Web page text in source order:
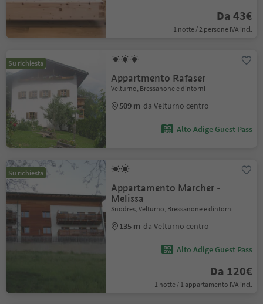
Da 43€
1 notte / 2 persone IVA incl.
Su richiesta
Appartmento Rafaser
Velturno, Bressanone e dintorni
509 m da Velturno centro
Alto Adige Guest Pass
Su richiesta
Appartamento Marcher -
Melissa
Snodres, Velturno, Bressanone e dintorni
135 m da Velturno centro
Alto Adige Guest Pass
Da 120€
1 notte / 1 appartamento IVA incl.